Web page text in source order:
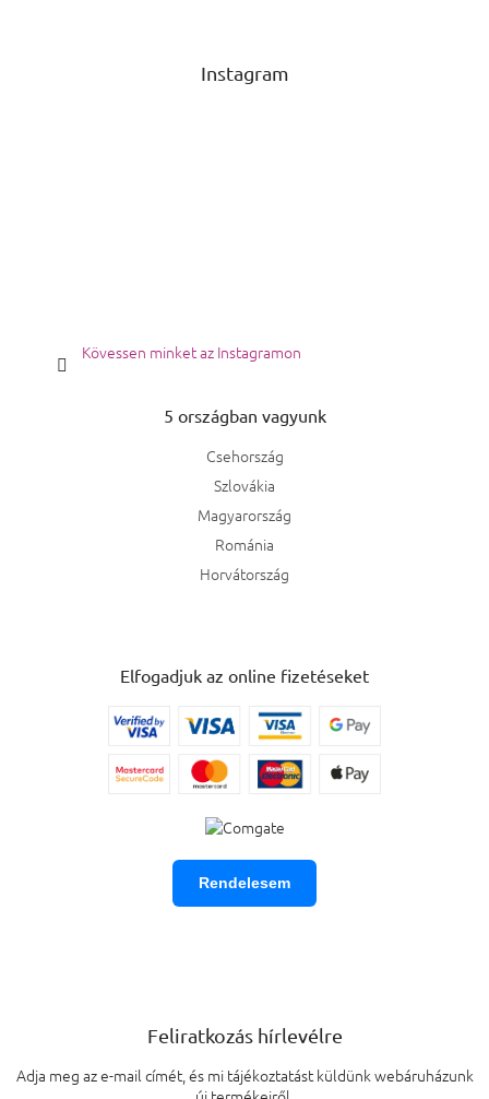
Instagram
Kövessen minket az Instagramon
5 országban vagyunk
Csehország
Szlovákia
Magyarország
Románia
Horvátország
Elfogadjuk az online fizetéseket
Rendelesem
Feliratkozás hírlevélre
Adja meg az e-mail címét, és mi tájékoztatást küldünk webáruházunk